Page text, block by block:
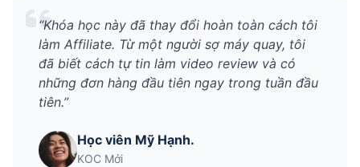
“Khóa học này đã thay đổi hoàn toàn cách tôi
làm Affiliate. Từ một người sợ máy quay, tôi
đã biết cách tự tin làm video review và có
những đơn hàng đầu tiên ngay trong tuần đầu
tiên.”
Học viên Mỹ Hạnh.
KOC Mới